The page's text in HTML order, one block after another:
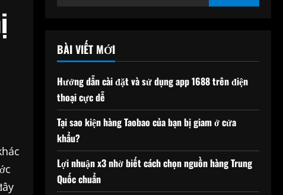
kiếm
BÀI VIẾT MỚI
Hướng dẫn cài đặt và sử dụng app 1688 trên điện
thoại cực dễ
Tại sao kiện hàng Taobao của bạn bị giam ở cửa
khẩu?
Lợi nhuận x3 nhờ biết cách chọn nguồn hàng Trung
Quốc chuẩn